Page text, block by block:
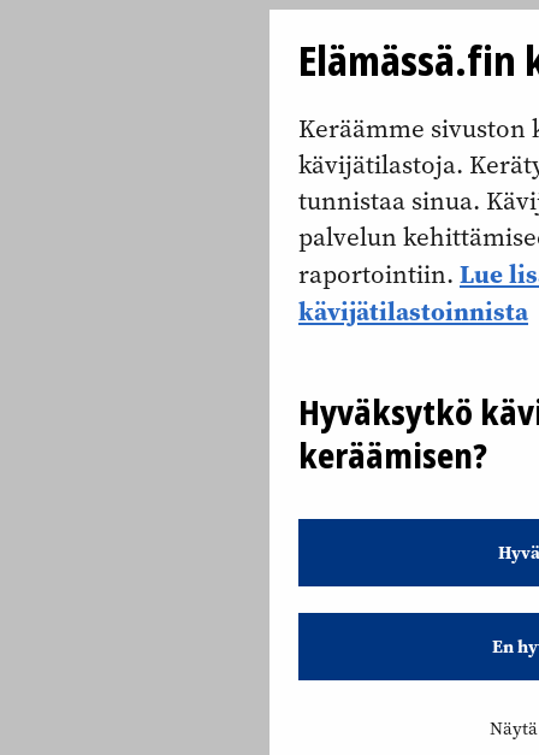
Keräämme sivuston
kävijätilastoja.
tunnistaa sinua.
palvelun
raportointiin. Lue
kävijätilastoinnista
Hyväksytkö
keräämisen?
En